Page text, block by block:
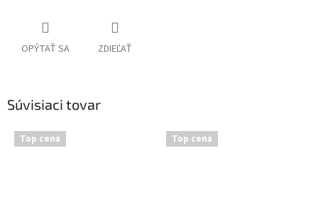
OPÝTAŤ SA ZDIEĽAŤ
Súvisiaci tovar
Top cena Top cena